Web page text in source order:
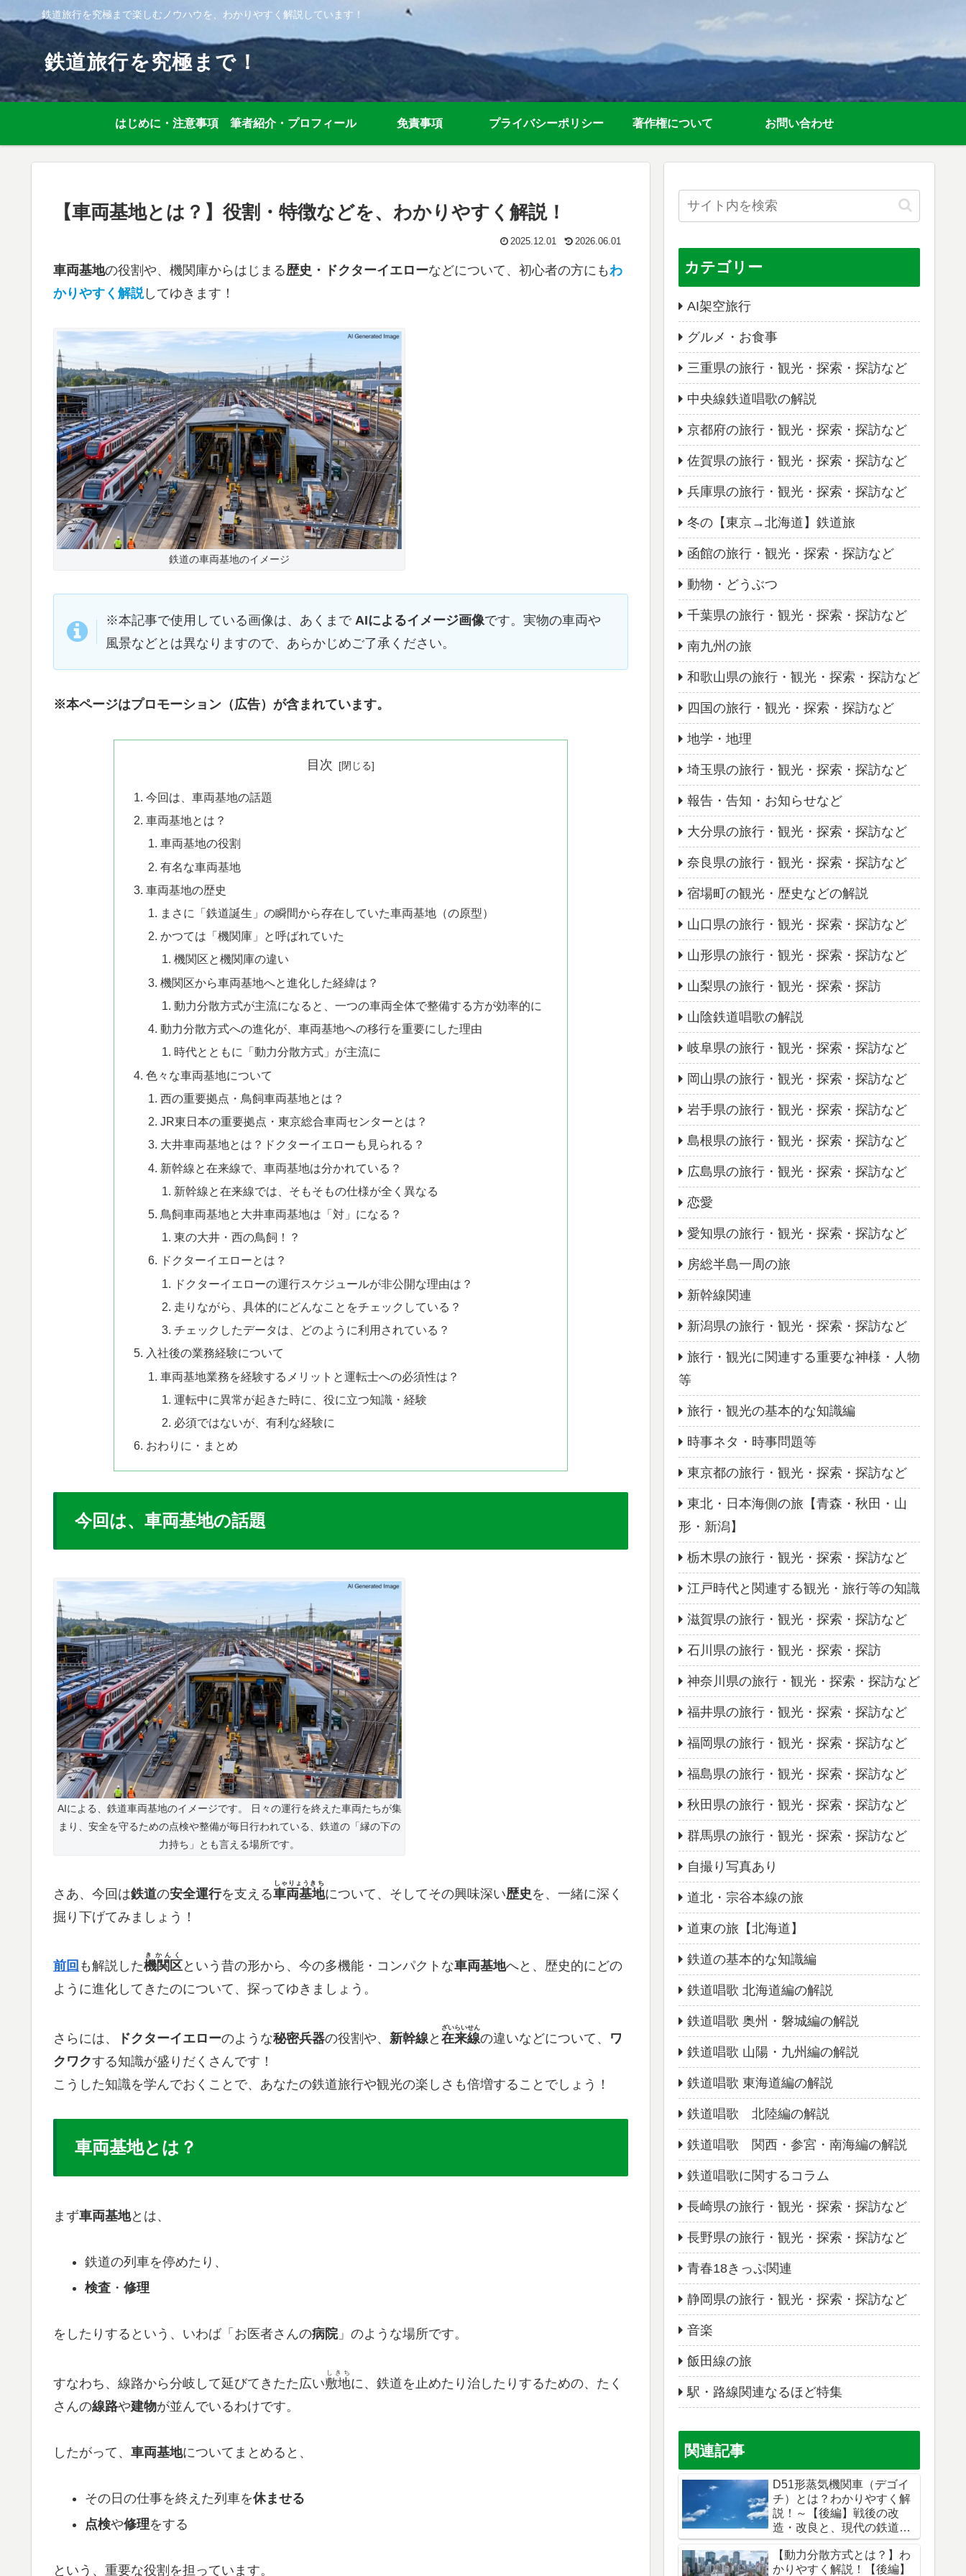
鉄道旅行を究極まで楽しむノウハウを、わかりやすく解説しています！
鉄道旅行を究極まで！
はじめに・注意事項 筆者紹介・プロフィール 免責事項 プライバシーポリシー 著作権について お問い合わせ
【車両基地とは？】役割・特徴などを、わかりやすく解説！
2025.12.01 2026.06.01
車両基地の役割や、機関庫からはじまる歴史・ドクターイエローなどについて、初心者の方にもわ
かりやすく解説してゆきます！
鉄道の車両基地のイメージ
※本記事で使用している画像は、あくまで AIによるイメージ画像です。実物の車両や
風景などとは異なりますので、あらかじめご了承ください。
※本ページはプロモーション（広告）が含まれています。
目次
今回は、車両基地の話題
車両基地とは？
​車両基地の役割
​有名な車両基地
​車両基地の歴史
​​まさに「鉄道誕生」の瞬間から存在していた車両基地（の原型）
かつては「機関庫」と呼ばれていた
機関区と機関庫の違い
機関区から車両基地へと進化した経緯は？
動力分散方式が主流になると、一つの車両全体で整備する方が効率的に
動力分散方式への進化が、車両基地への移行を重要にした理由
時代とともに「動力分散方式」が主流に
色々な車両基地について
西の重要拠点・鳥飼車両基地とは？
JR東日本の重要拠点・東京総合車両センターとは？
​大井車両基地とは？ドクターイエローも見られる？
​新幹線と在来線で、車両基地は分かれている？
新幹線と在来線では、そもそもの仕様が全く異なる
​鳥飼車両基地と大井車両基地は「対」になる？
東の大井・西の鳥飼！？
​ドクターイエローとは？
​ドクターイエローの運行スケジュールが非公開な理由は？
​走りながら、具体的にどんなことをチェックしている？
​チェックしたデータは、どのように利用されている？
​入社後の業務経験について
​車両基地業務を経験するメリットと運転士への必須性は？
運転中に異常が起きた時に、役に立つ知識・経験
必須ではないが、有利な経験に
おわりに・まとめ
今回は、車両基地の話題
AIによる、鉄道車両基地のイメージです。 日々の運行を終えた車両たちが集
まり、安全を守るための点検や整備が毎日行われている、鉄道の「縁の下の
力持ち」とも言える場所です。
さあ、今回は鉄道の安全運行を支える​車両基地
しゃりょうきち
について、そしてその興味深い歴史 を、一緒に深く
掘り下げてみましょう！
前回 も解説した​機関区
きかんく
という昔の形から、今の多機能・コンパクトな​車両基地へと、歴史的にどの
ように進化してきたのについて、探ってゆきましょう。
さらには、​ ドクターイエローのような秘密兵器の役割や、 新幹線 と​ 在来線
ざいらいせん
の違いなどについて、 ワ
クワクする知識が盛りだくさんです！
こうした知識を学んでおくことで、あなたの鉄道旅行や観光の楽しさも倍増することでしょう！
車両基地とは？
まず​​車両基地とは、
鉄道の列車を停めたり、
検査・ 修理
をしたりするという、いわば「お医者さんの病院」のような場所です。
すなわち、線路から分岐して延びてきたた広い敷地
しきち
に、鉄道を止めたり治したりするための、たく
さんの線路や建物が並んでいるわけです。
したがって、 車両基地についてまとめると、
その日の仕事を終えた列車を休ませる
点検や修理をする
という、重要な役割を担っています。
カテゴリー
AI架空旅行
グルメ・お食事
三重県の旅行・観光・探索・探訪など
中央線鉄道唱歌の解説
京都府の旅行・観光・探索・探訪など
佐賀県の旅行・観光・探索・探訪など
兵庫県の旅行・観光・探索・探訪など
冬の【東京→北海道】鉄道旅
函館の旅行・観光・探索・探訪など
動物・どうぶつ
千葉県の旅行・観光・探索・探訪など
南九州の旅
和歌山県の旅行・観光・探索・探訪など
四国の旅行・観光・探索・探訪など
地学・地理
埼玉県の旅行・観光・探索・探訪など
報告・告知・お知らせなど
大分県の旅行・観光・探索・探訪など
奈良県の旅行・観光・探索・探訪など
宿場町の観光・歴史などの解説
山口県の旅行・観光・探索・探訪など
山形県の旅行・観光・探索・探訪など
山梨県の旅行・観光・探索・探訪
山陰鉄道唱歌の解説
岐阜県の旅行・観光・探索・探訪など
岡山県の旅行・観光・探索・探訪など
岩手県の旅行・観光・探索・探訪など
島根県の旅行・観光・探索・探訪など
広島県の旅行・観光・探索・探訪など
恋愛
愛知県の旅行・観光・探索・探訪など
房総半島一周の旅
新幹線関連
新潟県の旅行・観光・探索・探訪など
旅行・観光に関連する重要な神様・人物
等
旅行・観光の基本的な知識編
時事ネタ・時事問題等
東京都の旅行・観光・探索・探訪など
東北・日本海側の旅【青森・秋田・山
形・新潟】
栃木県の旅行・観光・探索・探訪など
江戸時代と関連する観光・旅行等の知識
滋賀県の旅行・観光・探索・探訪など
石川県の旅行・観光・探索・探訪
神奈川県の旅行・観光・探索・探訪など
福井県の旅行・観光・探索・探訪など
福岡県の旅行・観光・探索・探訪など
福島県の旅行・観光・探索・探訪など
秋田県の旅行・観光・探索・探訪など
群馬県の旅行・観光・探索・探訪など
自撮り写真あり
道北・宗谷本線の旅
道東の旅【北海道】
鉄道の基本的な知識編
鉄道唱歌 北海道編の解説
鉄道唱歌 奥州・磐城編の解説
鉄道唱歌 山陽・九州編の解説
鉄道唱歌 東海道編の解説
鉄道唱歌 北陸編の解説
鉄道唱歌 関西・参宮・南海編の解説
鉄道唱歌に関するコラム
長崎県の旅行・観光・探索・探訪など
長野県の旅行・観光・探索・探訪など
青春18きっぷ関連
静岡県の旅行・観光・探索・探訪など
音楽
飯田線の旅
駅・路線関連なるほど特集
関連記事
D51形蒸気機関車（デゴイ
チ）とは？わかりやすく解
説！～【後編】戦後の改
造・改良と、現代の鉄道へ
の影響
【動力分散方式とは？】わ
かりやすく解説！【後編】